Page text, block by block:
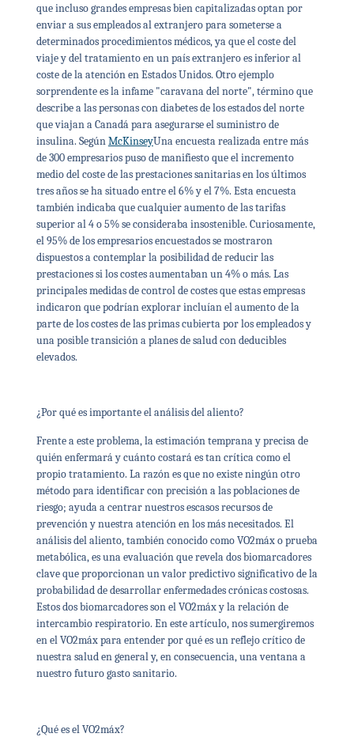
que incluso grandes empresas bien capitalizadas optan por
enviar a sus empleados al extranjero para someterse a
determinados procedimientos médicos, ya que el coste del
viaje y del tratamiento en un país extranjero es inferior al
coste de la atención en Estados Unidos. Otro ejemplo
sorprendente es la infame "caravana del norte", término que
describe a las personas con diabetes de los estados del norte
que viajan a Canadá para asegurarse el suministro de
insulina. SegúnMcKinseyUna encuesta realizada entre más
de 300 empresarios puso de manifiesto que el incremento
medio del coste de las prestaciones sanitarias en los últimos
tres años se ha situado entre el 6% y el 7%. Esta encuesta
también indicaba que cualquier aumento de las tarifas
superior al 4 o 5% se consideraba insostenible. Curiosamente,
el 95% de los empresarios encuestados se mostraron
dispuestos a contemplar la posibilidad de reducir las
prestaciones si los costes aumentaban un 4% o más. Las
principales medidas de control de costes que estas empresas
indicaron que podrían explorar incluían el aumento de la
parte de los costes de las primas cubierta por los empleados y
una posible transición a planes de salud con deducibles
elevados.
¿Por qué es importante el análisis del aliento?
Frente a este problema, la estimación temprana y precisa de
quién enfermará y cuánto costará es tan crítica como el
propio tratamiento. La razón es que no existe ningún otro
método para identificar con precisión a las poblaciones de
riesgo; ayuda a centrar nuestros escasos recursos de
prevención y nuestra atención en los más necesitados. El
análisis del aliento, también conocido como VO2máx o prueba
metabólica, es una evaluación que revela dos biomarcadores
clave que proporcionan un valor predictivo significativo de la
probabilidad de desarrollar enfermedades crónicas costosas.
Estos dos biomarcadores son el VO2máx y la relación de
intercambio respiratorio. En este artículo, nos sumergiremos
en el VO2máx para entender por qué es un reflejo crítico de
nuestra salud en general y, en consecuencia, una ventana a
nuestro futuro gasto sanitario.
¿Qué es el VO2máx?